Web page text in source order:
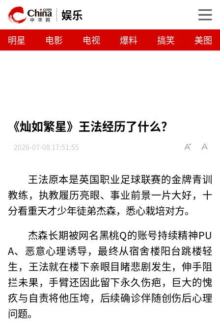
娱乐
明星 电影 电视 爆料 搞笑 美图
《灿如繁星》王法经历了什么？
2026-07-08 17:51:55
王法原本是英国职业足球联赛的金牌青训
教练，执教履历亮眼、事业前景一片大好，十
分看重天才少年徒弟杰森，悉心栽培对方。
杰森长期被网名黑桃Q的账号持续精神PU
A、恶意心理诱导，最终从宿舍楼阳台跳楼轻
生，王法就在楼下亲眼目睹悲剧发生，伸手阻
拦未果，手臂还因此留下永久伤疤，巨大的愧
疚与自责将他压垮，后续确诊伴随创伤后心理
问题。